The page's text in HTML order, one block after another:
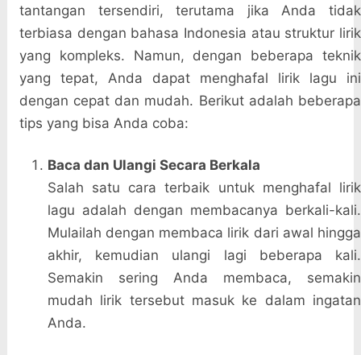
tantangan tersendiri, terutama jika Anda tidak
terbiasa dengan bahasa Indonesia atau struktur lirik
yang kompleks. Namun, dengan beberapa teknik
yang tepat, Anda dapat menghafal lirik lagu ini
dengan cepat dan mudah. Berikut adalah beberapa
tips yang bisa Anda coba:
Baca dan Ulangi Secara Berkala
Salah satu cara terbaik untuk menghafal lirik
lagu adalah dengan membacanya berkali-kali.
Mulailah dengan membaca lirik dari awal hingga
akhir, kemudian ulangi lagi beberapa kali.
Semakin sering Anda membaca, semakin
mudah lirik tersebut masuk ke dalam ingatan
Anda.